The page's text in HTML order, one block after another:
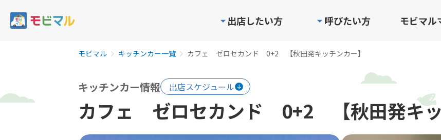
出店したい方 呼びたい方 モビマル
モビマル キッチンカー一覧 カフェ ゼロセカンド 0+2 【秋田発キッチンカー】
キッチンカー情報 出店スケジュール
カフェ ゼロセカンド 0+2 【秋田発キッ